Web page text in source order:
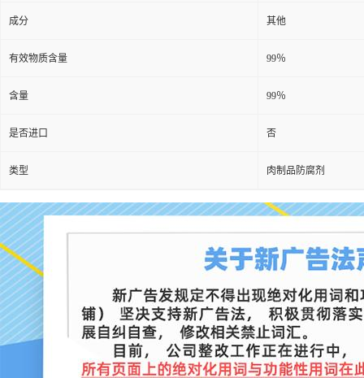
成分 其他
有效物质含量 99％
含量 99％
是否进口 否
类型 肉制品防腐剂